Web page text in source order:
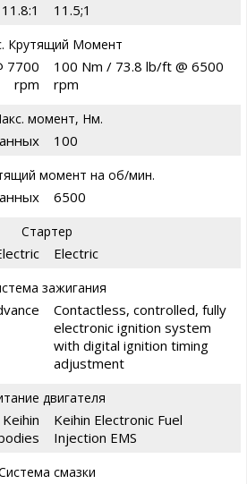
11.8:1 11.5;1
Крутящий Момент
7700
rpm
100 Nm / 73.8 lb/ft @ 6500
rpm
момент, Нм.
100
момент на об/мин.
6500
Стартер
Electric
зажигания
Contactless, controlled, fully
electronic ignition system
with digital ignition timing
adjustment
двигателя
Keihin Electronic Fuel
Injection EMS
смазки